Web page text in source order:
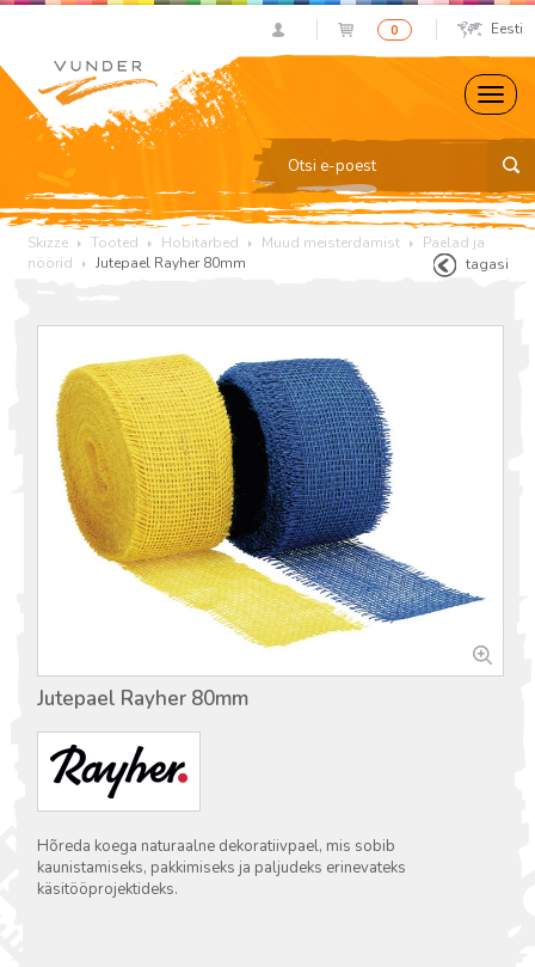
0 Eesti
Skizze Tooted Hobitarbed Muud meisterdamist
Paelad ja
nöörid
Jutepael Rayher 80mm tagasi
Jutepael Rayher 80mm
Hõreda koega naturaalne dekoratiivpael, mis sobib
kaunistamiseks, pakkimiseks ja paljudeks erinevateks
käsitööprojektideks.